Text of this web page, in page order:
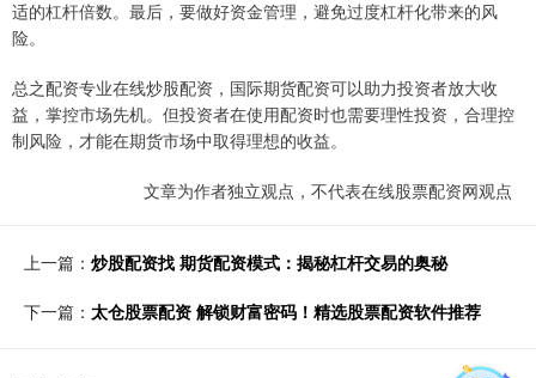
适的杠杆倍数。最后，要做好资金管理，避免过度杠杆化带来的风
险。
总之配资专业在线炒股配资，国际期货配资可以助力投资者放大收
益，掌控市场先机。但投资者在使用配资时也需要理性投资，合理控
制风险，才能在期货市场中取得理想的收益。
文章为作者独立观点，不代表在线股票配资网观点
上一篇： 炒股配资找 期货配资模式：揭秘杠杆交易的奥秘
下一篇： 太仓股票配资 解锁财富密码！精选股票配资软件推荐